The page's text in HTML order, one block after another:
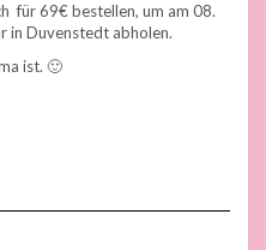
für 69€ bestellen, um am 08.
in Duvenstedt abholen.
ist. 🙂